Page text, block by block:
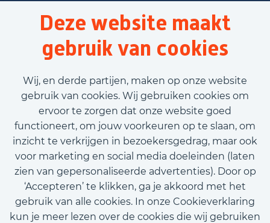
Deze website maakt
gebruik van cookies
Wij, en derde partijen, maken op onze website
gebruik van cookies. Wij gebruiken cookies om
ervoor te zorgen dat onze website goed
functioneert, om jouw voorkeuren op te slaan, om
inzicht te verkrijgen in bezoekersgedrag, maar ook
voor marketing en social media doeleinden (laten
zien van gepersonaliseerde advertenties). Door op
‘Accepteren’ te klikken, ga je akkoord met het
gebruik van alle cookies. In onze Cookieverklaring
kun je meer lezen over de cookies die wij gebruiken